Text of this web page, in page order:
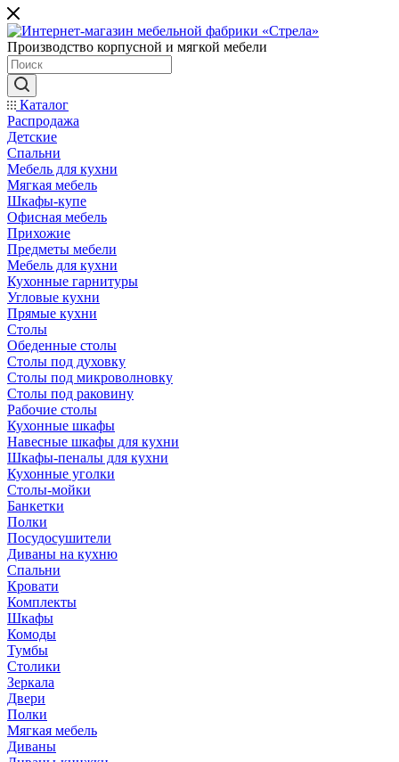
Производство корпусной и мягкой мебели
Каталог
Распродажа
Детские
Спальни
Мебель для кухни
Мягкая мебель
Шкафы-купе
Офисная мебель
Прихожие
Предметы мебели
Мебель для кухни
Кухонные гарнитуры
Угловые кухни
Прямые кухни
Столы
Обеденные столы
Столы под духовку
Столы под микроволновку
Столы под раковину
Рабочие столы
Кухонные шкафы
Навесные шкафы для кухни
Шкафы-пеналы для кухни
Кухонные уголки
Столы-мойки
Банкетки
Полки
Посудосушители
Диваны на кухню
Спальни
Кровати
Комплекты
Шкафы
Комоды
Тумбы
Столики
Зеркала
Двери
Полки
Мягкая мебель
Диваны